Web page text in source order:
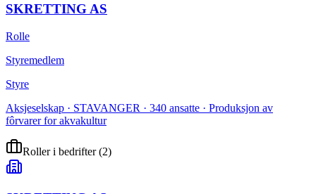
SKRETTING AS
Rolle
Styremedlem
Styre
Aksjeselskap · STAVANGER · 340 ansatte · Produksjon av
fôrvarer for akvakultur
Roller i bedrifter(2)